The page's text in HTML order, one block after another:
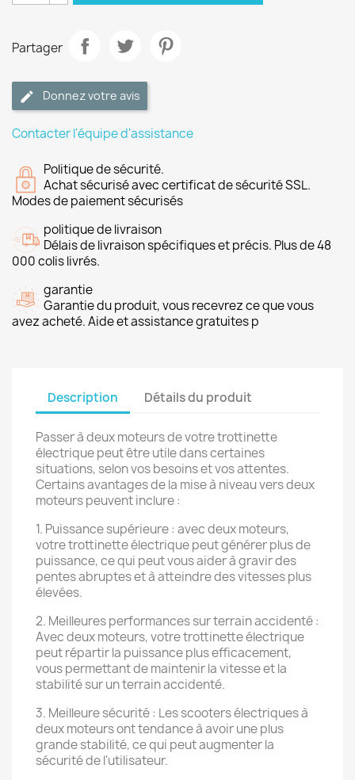
Partager
Donnez votre avis
Contacter l'équipe d'assistance
Politique de sécurité.
Achat sécurisé avec certificat de sécurité SSL.
Modes de paiement sécurisés
politique de livraison
Délais de livraison spécifiques et précis. Plus de 48
000 colis livrés.
garantie
Garantie du produit, vous recevrez ce que vous
avez acheté. Aide et assistance gratuites p
Description Détails du produit
Passer à deux moteurs de votre trottinette
électrique peut être utile dans certaines
situations, selon vos besoins et vos attentes.
Certains avantages de la mise à niveau vers deux
moteurs peuvent inclure :
1. Puissance supérieure : avec deux moteurs,
votre trottinette électrique peut générer plus de
puissance, ce qui peut vous aider à gravir des
pentes abruptes et à atteindre des vitesses plus
élevées.
2. Meilleures performances sur terrain accidenté :
Avec deux moteurs, votre trottinette électrique
peut répartir la puissance plus efficacement,
vous permettant de maintenir la vitesse et la
stabilité sur un terrain accidenté.
3. Meilleure sécurité : Les scooters électriques à
deux moteurs ont tendance à avoir une plus
grande stabilité, ce qui peut augmenter la
sécurité de l'utilisateur.